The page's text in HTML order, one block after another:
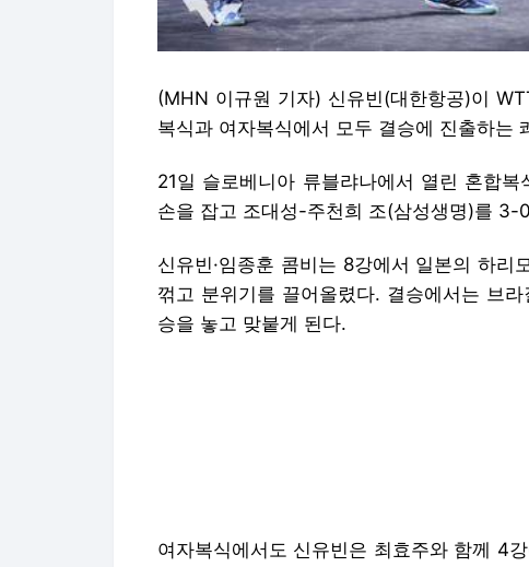
(MHN 이규원 기자) 신유빈(대한항공)이
복식과 여자복식에서 모두 결승에 진출하는
21일 슬로베니아 류블랴나에서 열린 혼합
손을 잡고 조대성-주천희 조(삼성생명)를 3-
신유빈·임종훈 콤비는 8강에서 일본의 하
꺾고 분위기를 끌어올렸다. 결승에서는 브
승을 놓고 맞붙게 된다.
여자복식에서도 신유빈은 최효주와 함께 4